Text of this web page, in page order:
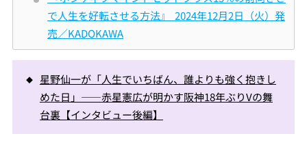
で人生を好転させる方法』 2024年12月2日（火）発
売／KADOKAWA
星野仙一が「人生でいちばん、誰よりも強く抱きし
めた日」――赤星憲広が明かす阪神18年ぶりVの舞
台裏【インタビュー後編】